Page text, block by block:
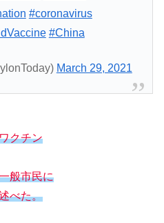
#coronavirus
#China
March 29, 2021
クチン
般市民に
べた。